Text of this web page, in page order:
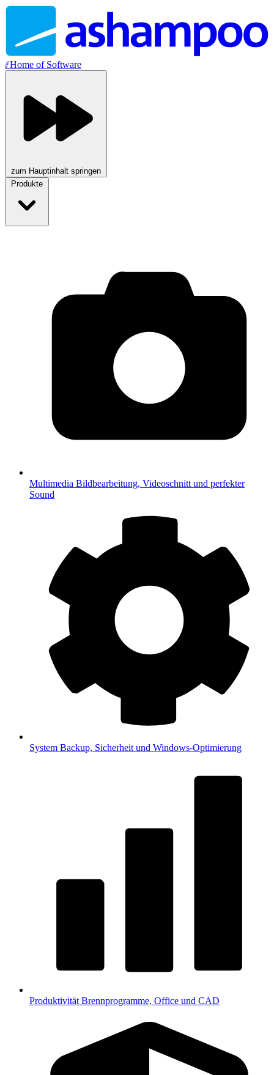
//Home of Software
zum Hauptinhalt springen
Produkte
Multimedia Bildbearbeitung, Videoschnitt und perfekter
Sound
System Backup, Sicherheit und Windows-Optimierung
Produktivität Brennprogramme, Office und CAD